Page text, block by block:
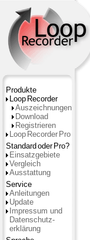
Produkte
Loop Recorder
Auszeichnungen
Download
Registrieren
Loop Recorder Pro
Standard oder Pro?
Einsatzgebiete
Vergleich
Ausstattung
Service
Anleitungen
Update
Impressum und
Datenschutz­
erklärung